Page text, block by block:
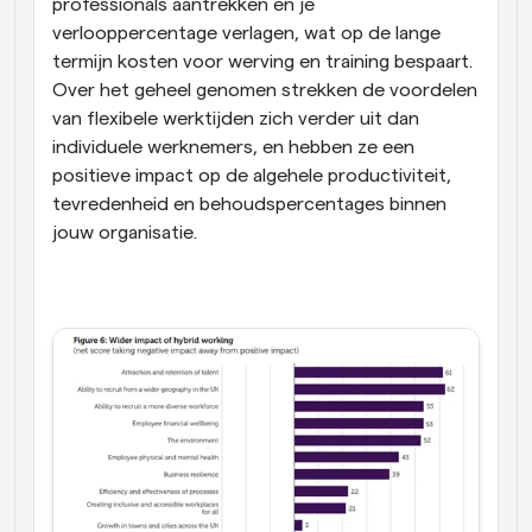
professionals aantrekken en je
verlooppercentage verlagen, wat op de lange
termijn kosten voor werving en training bespaart.
Over het geheel genomen strekken de voordelen
van flexibele werktijden zich verder uit dan
individuele werknemers, en hebben ze een
positieve impact op de algehele productiviteit,
tevredenheid en behoudspercentages binnen
jouw organisatie.